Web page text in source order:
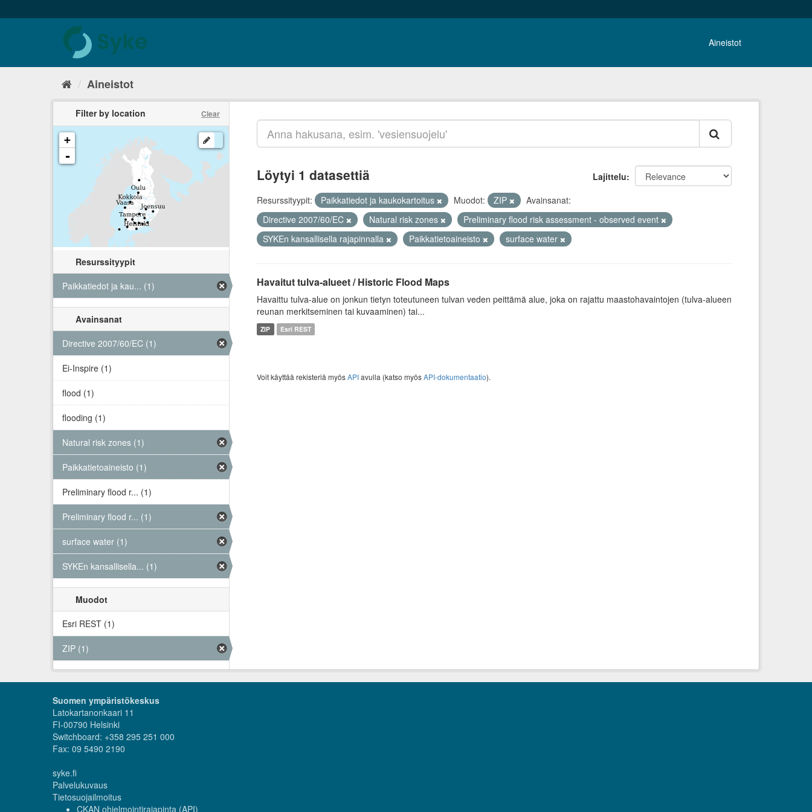
Aineistot
Aineistot
Filter by location Clear
+
-
Resurssityypit
Paikkatiedot ja kau... (1)
Avainsanat
Directive 2007/60/EC (1)
Ei-Inspire (1)
flood (1)
flooding (1)
Natural risk zones (1)
Paikkatietoaineisto (1)
Preliminary flood r... (1)
Preliminary flood r... (1)
surface water (1)
SYKEn kansallisella... (1)
Muodot
Esri REST (1)
ZIP (1)
Lajittelu
Löytyi 1 datasettiä
Resurssityypit: Paikkatiedot ja kaukokartoitus Muodot: ZIP
Avainsanat:
Directive 2007/60/EC
Natural risk zones
Preliminary flood risk assessment - observed event
SYKEn kansallisella rajapinnalla
Paikkatietoaineisto surface water
Havaitut tulva-alueet / Historic Flood Maps
Havaittu tulva-alue on jonkun tietyn toteutuneen tulvan veden peittämä alue, joka on rajattu maastohavaintojen (tulva-alueen
reunan merkitseminen tai kuvaaminen) tai...
ZIP Esri REST
Voit käyttää rekisteriä myösAPIavulla (katso myösAPI-dokumentaatio).
Suomen ympäristökeskus
Latokartanonkaari 11
FI-00790 Helsinki
Switchboard: +358 295 251 000
Fax: 09 5490 2190
syke.fi
Palvelukuvaus
Tietosuojailmoitus
CKAN ohjelmointirajapinta (API)